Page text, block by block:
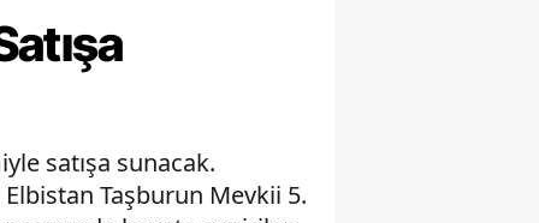
satışa sunacak.
Taşburun Mevkii 5.